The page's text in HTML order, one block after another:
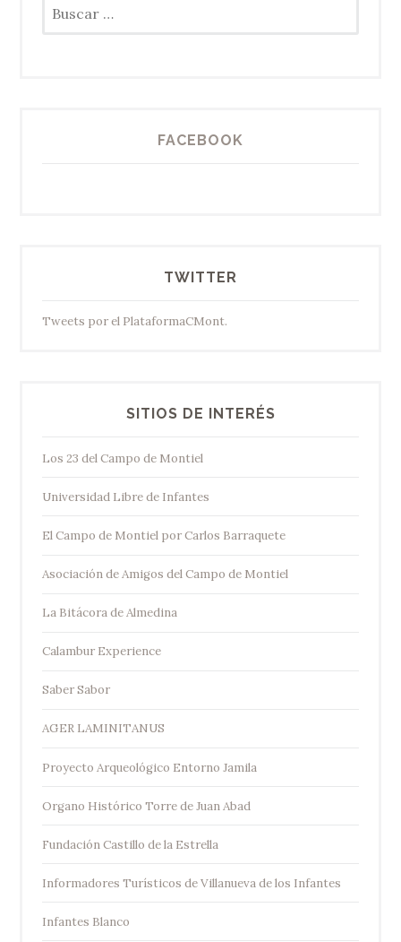
FACEBOOK
TWITTER
Tweets por el PlataformaCMont.
SITIOS DE INTERÉS
Los 23 del Campo de Montiel
Universidad Libre de Infantes
El Campo de Montiel por Carlos Barraquete
Asociación de Amigos del Campo de Montiel
La Bitácora de Almedina
Calambur Experience
Saber Sabor
AGER LAMINITANUS
Proyecto Arqueológico Entorno Jamila
Organo Histórico Torre de Juan Abad
Fundación Castillo de la Estrella
Informadores Turísticos de Villanueva de los Infantes
Infantes Blanco